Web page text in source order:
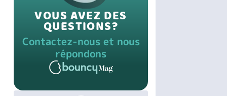
VOUS AVEZ DES
QUESTIONS?
Contactez-nous et nous
répondons